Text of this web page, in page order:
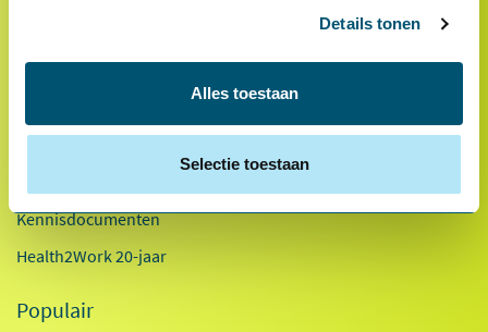
Details tonen
Alles toestaan
Selectie toestaan
Werken bij
Duurzaamheid
Kennisdocumenten
Health2Work 20-jaar
Populair